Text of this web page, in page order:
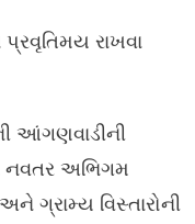
રાખવા
આંગણવાડીની
નવતર અભિગમ
ગ્રામ્ય વિસ્તારોની